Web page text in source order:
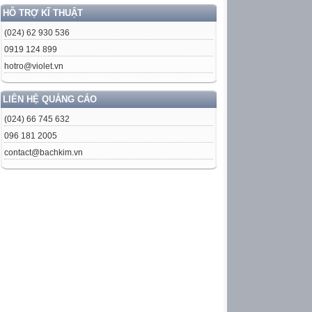
HỖ TRỢ KĨ THUẬT
(024) 62 930 536
0919 124 899
hotro@violet.vn
LIÊN HỆ QUẢNG CÁO
(024) 66 745 632
096 181 2005
contact@bachkim.vn